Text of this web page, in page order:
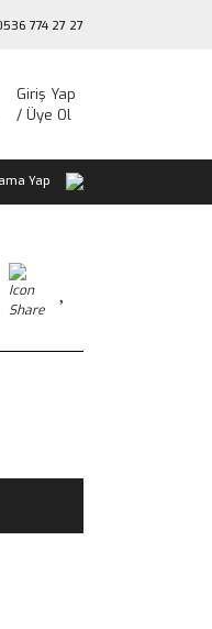
774 27 27
Giriş Yap
/ Üye Ol
Yap